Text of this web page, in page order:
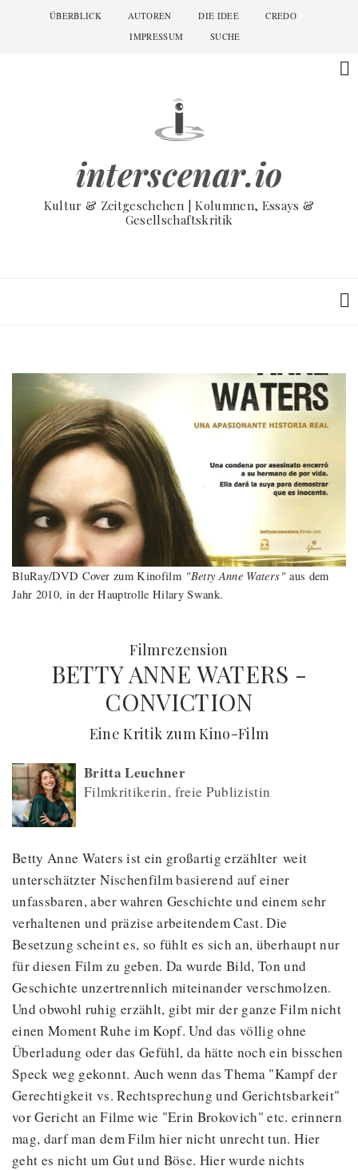
ÜBERBLICK AUTOREN DIE IDEE
CREDO
IMPRESSUM
SUCHE
interscenar.io
Kultur & Zeitgeschehen | Kolumnen, Essays &
Gesellschaftskritik
BluRay/DVD Cover zum Kinofilm "Betty Anne Waters"aus dem
Jahr 2010, in der Hauptrolle Hilary Swank.
Filmrezension
BETTY ANNE WATERS -
CONVICTION
(
Eine Kritik zum Kino-Film
Britta Leuchner
Filmkritikerin, freie Publizistin
Betty Anne Waters ist ein großartig erzählter weit
unterschätzter Nischenfilm basierend auf einer
unfassbaren, aber wahren Geschichte und einem sehr
verhaltenen und präzise arbeitendem Cast. Die
Besetzung scheint es, so fühlt es sich an, überhaupt nur
für diesen Film zu geben. Da wurde Bild, Ton und
Geschichte unzertrennlich miteinander verschmolzen.
Und obwohl ruhig erzählt, gibt mir der ganze Film nicht
einen Moment Ruhe im Kopf. Und das völlig ohne
Überladung oder das Gefühl, da hätte noch ein bisschen
Speck weg gekonnt. Auch wenn das Thema "Kampf der
Gerechtigkeit vs. Rechtsprechung und Gerichtsbarkeit"
vor Gericht an Filme wie "Erin Brokovich" etc. erinnern
mag, darf man dem Film hier nicht unrecht tun. Hier
geht es nicht um Gut und Böse. Hier wurde nichts